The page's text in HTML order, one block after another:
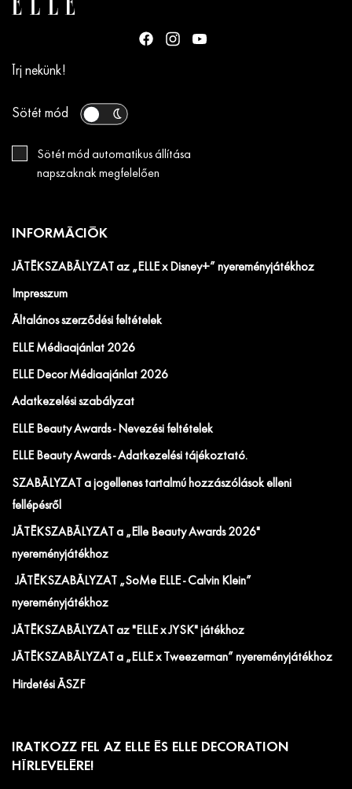
Írj nekünk!
Sötét mód
Sötét mód automatikus állítása
napszaknak megfelelően
INFORMÁCIÓK
JÁTÉKSZABÁLYZAT az „ELLE x Disney+” nyereményjátékhoz
Impresszum
Általános szerződési feltételek
ELLE Médiaajánlat 2026
ELLE Decor Médiaajánlat 2026
Adatkezelési szabályzat
ELLE Beauty Awards - Nevezési feltételek
ELLE Beauty Awards - Adatkezelési tájékoztató.
SZABÁLYZAT a jogellenes tartalmú hozzászólások elleni
fellépésről
JÁTÉKSZABÁLYZAT a „Elle Beauty Awards 2026"
nyereményjátékhoz
JÁTÉKSZABÁLYZAT „SoMe ELLE - Calvin Klein”
nyereményjátékhoz
JÁTÉKSZABÁLYZAT az "ELLE x JYSK" játékhoz
JÁTÉKSZABÁLYZAT a „ELLE x Tweezerman” nyereményjátékhoz
Hirdetési ÁSZF
IRATKOZZ FEL AZ ELLE ÉS ELLE DECORATION
HÍRLEVELÉRE!